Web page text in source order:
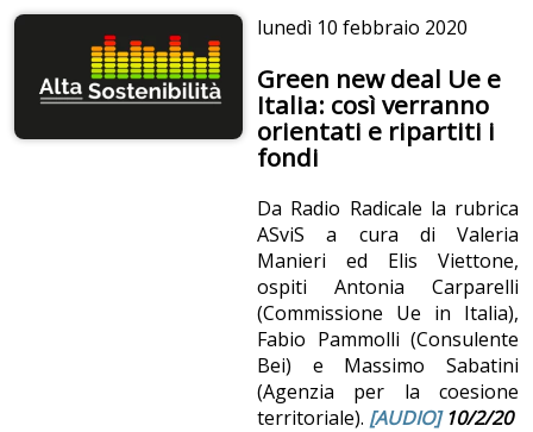
lunedì 10 febbraio 2020
Green new deal Ue e
Italia: così verranno
orientati e ripartiti i
fondi
Da Radio Radicale la rubrica
ASviS a cura di Valeria
Manieri ed Elis Viettone,
ospiti Antonia Carparelli
(Commissione Ue in Italia),
Fabio Pammolli (Consulente
Bei) e Massimo Sabatini
(Agenzia per la coesione
territoriale). [AUDIO] 10/2/20